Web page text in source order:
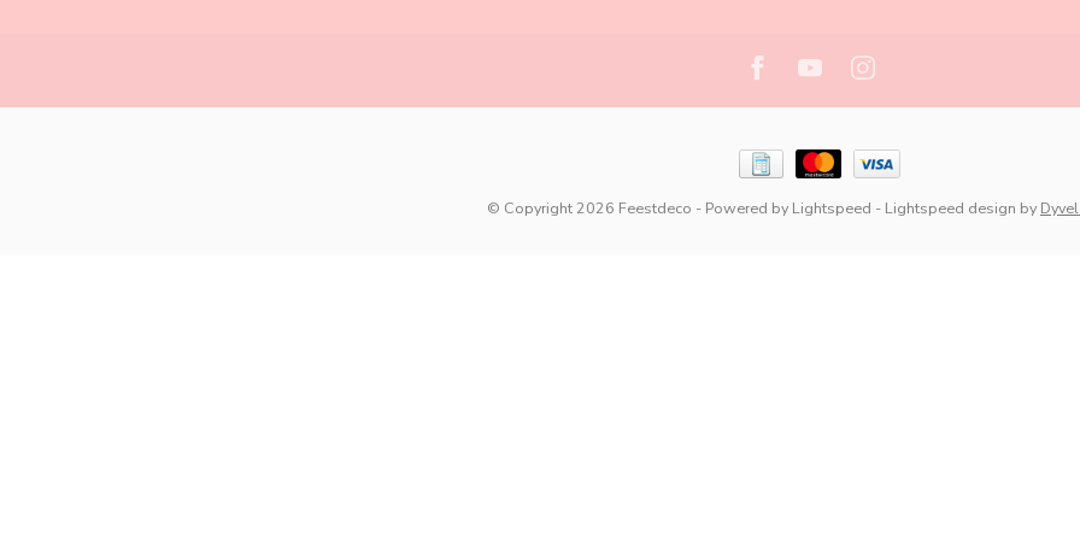
© Copyright 2026 Feestdeco - Powered by Lightspeed - Lightspeed design by